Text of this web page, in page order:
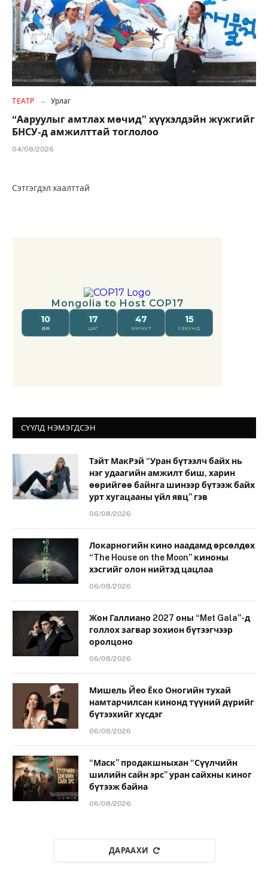
ТЕАТР Урлаг
“Ааруулыг амтлах мөчид” хүүхэлдэйн жүжгийг
БНСУ-д амжилттай тоглолоо
04/08/2026
Сэтгэгдэл хаалттай
СҮҮЛД НЭМЭГДСЭН
Тэйт МакРэй “Уран бүтээлч байх нь
нэг удаагийн амжилт биш, харин
өөрийгөө байнга шинээр бүтээж байх
урт хугацааны үйл явц” гэв
06/08/2026
Локарногийн кино наадамд өрсөлдөх
“The House on the Moon” киноны
хэсгийг олон нийтэд цацлаа
06/08/2026
Жон Галлиано 2027 оны “Met Gala”-д
голлох загвар зохион бүтээгчээр
оролцоно
06/08/2026
Мишель Йео Ёко Оногийн тухай
намтарчилсан кинонд түүний дүрийг
бүтээхийг хүсдэг
06/08/2026
“Маск” продакшныхан “Сүүлчийн
шилийн сайн эрс” уран сайхны киног
бүтээж байна
06/08/2026
ДАРААХИ